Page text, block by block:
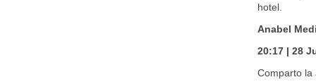
hotel.
Anabel
20:17 | 28
Comparto la